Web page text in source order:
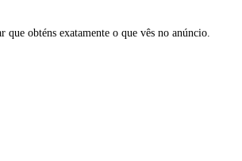
que obténs exatamente o que vês no anúncio.